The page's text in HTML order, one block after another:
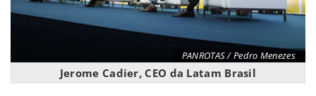
PANROTAS / Pedro Menezes
Jerome Cadier, CEO da Latam Brasil